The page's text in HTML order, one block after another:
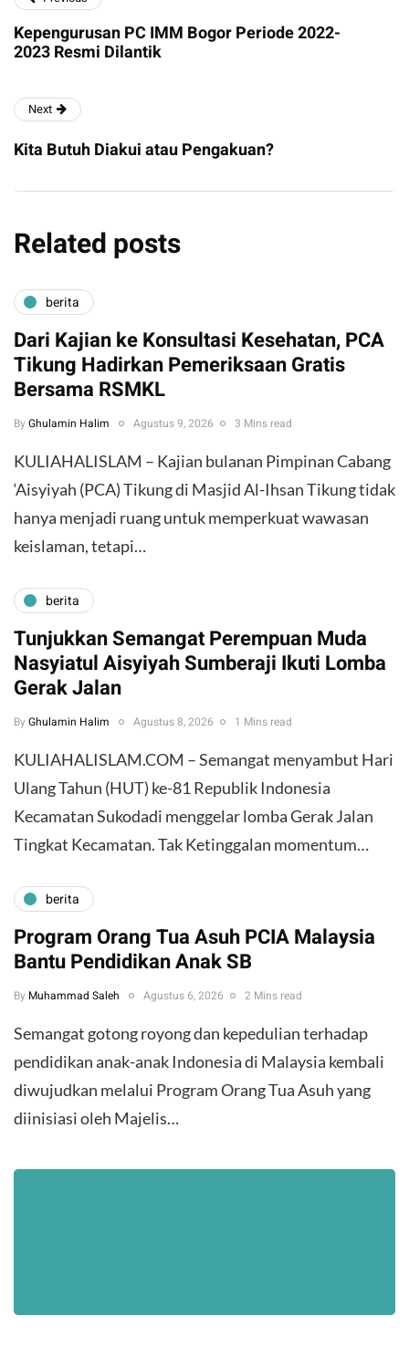
Kepengurusan PC IMM Bogor Periode 2022-
2023 Resmi Dilantik
Next
Kita Butuh Diakui atau Pengakuan?
Related posts
berita
Dari Kajian ke Konsultasi Kesehatan, PCA
Tikung Hadirkan Pemeriksaan Gratis
Bersama RSMKL
By Ghulamin Halim Agustus 9, 2026 3 Mins read
KULIAHALISLAM – Kajian bulanan Pimpinan Cabang
‘Aisyiyah (PCA) Tikung di Masjid Al-Ihsan Tikung tidak
hanya menjadi ruang untuk memperkuat wawasan
keislaman, tetapi…
berita
Tunjukkan Semangat Perempuan Muda
Nasyiatul Aisyiyah Sumberaji Ikuti Lomba
Gerak Jalan
By Ghulamin Halim Agustus 8, 2026 1 Mins read
KULIAHALISLAM.COM – Semangat menyambut Hari
Ulang Tahun (HUT) ke-81 Republik Indonesia
Kecamatan Sukodadi menggelar lomba Gerak Jalan
Tingkat Kecamatan. Tak Ketinggalan momentum…
berita
Program Orang Tua Asuh PCIA Malaysia
Bantu Pendidikan Anak SB
By Muhammad Saleh Agustus 6, 2026 2 Mins read
​Semangat gotong royong dan kepedulian terhadap
pendidikan anak-anak Indonesia di Malaysia kembali
diwujudkan melalui Program Orang Tua Asuh yang
diinisiasi oleh Majelis…